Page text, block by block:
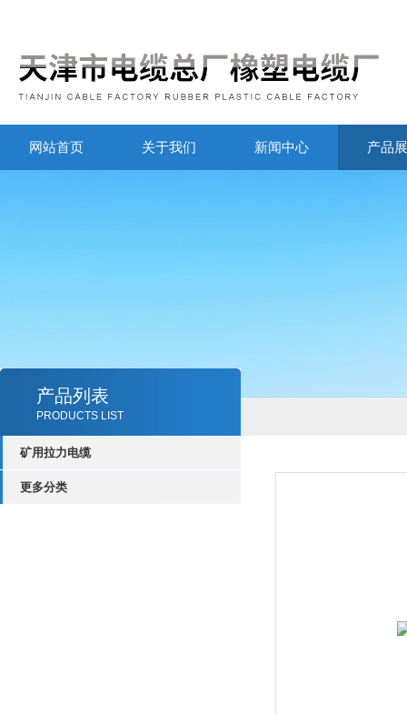
网站首页 关于我们 新闻中心 产品
产品列表
PRODUCTS LIST
矿用拉力电缆
更多分类